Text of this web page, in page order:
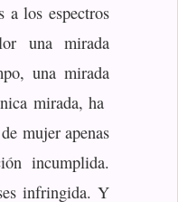
a los espectros
una mirada
una mirada
mirada, ha
mujer apenas
incumplida.
infringida. Y